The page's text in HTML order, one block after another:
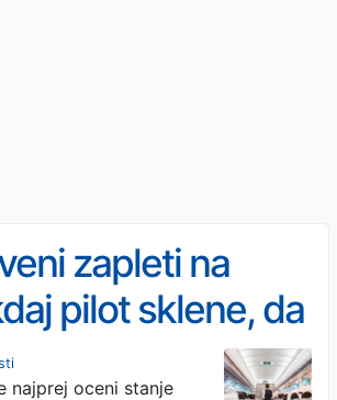
zapleti na
pilot sklene, da
najprej oceni stanje